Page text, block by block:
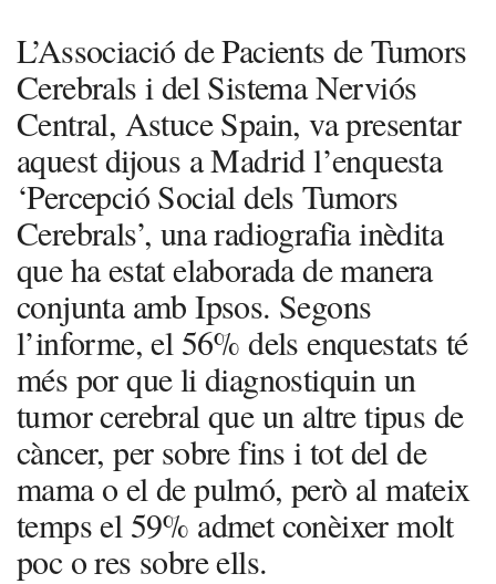
L’Associació de Pacients de Tumors
Cerebrals i del Sistema Nerviós
Central, Astuce Spain, va presentar
aquest dijous a Madrid l’enquesta
‘Percepció Social dels Tumors
Cerebrals’, una radiografia inèdita
que ha estat elaborada de manera
conjunta amb Ipsos. Segons
l’informe, el 56% dels enquestats té
més por que li diagnostiquin un
tumor cerebral que un altre tipus de
càncer, per sobre fins i tot del de
mama o el de pulmó, però al mateix
temps el 59% admet conèixer molt
poc o res sobre ells.